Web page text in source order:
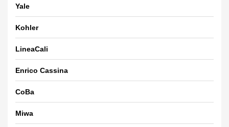
Yale
Kohler
LineaCali
Enrico Cassina
CoBa
Miwa